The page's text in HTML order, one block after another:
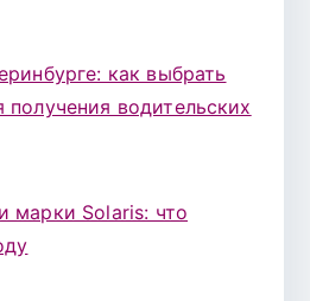
как выбрать
водительских
марки Solaris: что